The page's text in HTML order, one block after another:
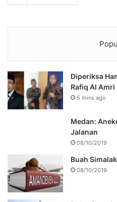
Diperiksa
Rafiq Al
5 mins ago
Medan:
Jalanan
08/10/2019
Buah
08/10/2019